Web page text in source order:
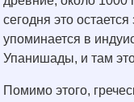
сегодня это
упоминается в
Упанишады, и там
Помимо этого,